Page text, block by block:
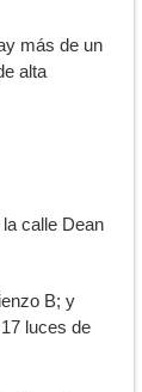
más de un
alta
calle Dean
B; y
luces de